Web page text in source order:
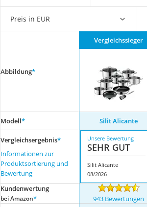
Preis in EUR
Abbildung*
Vergleichssieger
Modell* Silit Alicante
Vergleichsergebnis*
Informationen zur
Produktsortierung und
Bewertung
Unsere Bewertung
SEHR GUT
Silit Alicante
08/2026
Kundenwertung
bei Amazon* 943 Bewertungen